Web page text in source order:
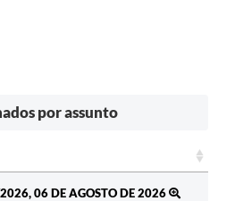
por assunto
06 DE AGOSTO DE 2026